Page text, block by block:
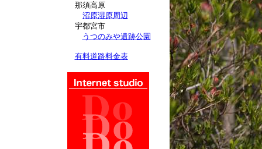
那須高原
沼原湿原周辺
宇都宮市
うつのみや遺跡公園
有料道路料金表